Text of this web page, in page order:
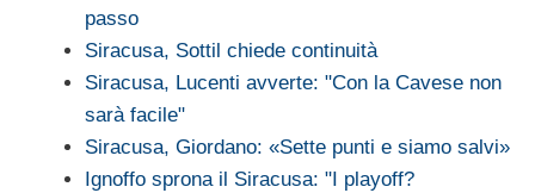
passo
Siracusa, Sottil chiede continuità
Siracusa, Lucenti avverte: "Con la Cavese non
sarà facile"
Siracusa, Giordano: «Sette punti e siamo salvi»
Ignoffo sprona il Siracusa: "I playoff?